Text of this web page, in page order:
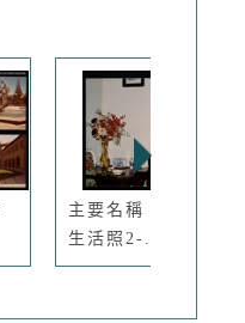
主要名稱：琦君個人
生活照2-...